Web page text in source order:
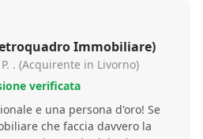
impegno
Immobiliare)
. (Acquirente in Livorno)
verificata
e una persona d'oro! ​Se
che faccia davvero la